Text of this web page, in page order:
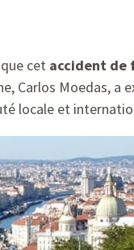
cet accident de
Carlos Moedas, a
locale et